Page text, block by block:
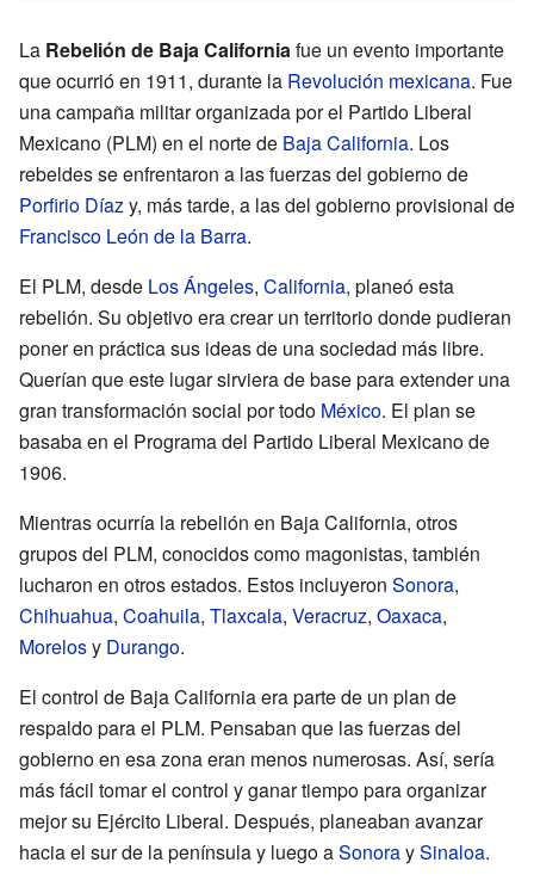
La Rebelión de Baja Californiafue un evento importante
que ocurrió en 1911, durante la Revolución mexicana. Fue
una campaña militar organizada por el Partido Liberal
Mexicano (PLM) en el norte de Baja California. Los
rebeldes se enfrentaron a las fuerzas del gobierno de
Porfirio Díazy, más tarde, a las del gobierno provisional de
Francisco León de la Barra.
El PLM, desde Los Ángeles, California, planeó esta
rebelión. Su objetivo era crear un territorio donde pudieran
poner en práctica sus ideas de una sociedad más libre.
Querían que este lugar sirviera de base para extender una
gran transformación social por todo México. El plan se
basaba en el Programa del Partido Liberal Mexicano de
1906.
Mientras ocurría la rebelión en Baja California, otros
grupos del PLM, conocidos como magonistas, también
lucharon en otros estados. Estos incluyeron Sonora,
Chihuahua, Coahuila, Tlaxcala, Veracruz, Oaxaca,
Morelosy Durango.
El control de Baja California era parte de un plan de
respaldo para el PLM. Pensaban que las fuerzas del
gobierno en esa zona eran menos numerosas. Así, sería
más fácil tomar el control y ganar tiempo para organizar
mejor su Ejército Liberal. Después, planeaban avanzar
hacia el sur de la península y luego aSonoraySinaloa.